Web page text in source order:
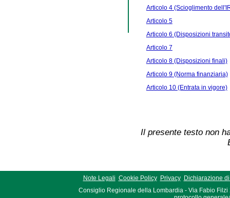
Articolo 4 (Scioglimento
Articolo 5
Articolo 6 (Disposizioni
Articolo 7
Articolo 8 (Disposizioni finali)
Articolo 9 (Norma finanziaria)
Articolo 10 (Entrata in vigore)
Il presente testo non
Note Legali Cookie Policy Privacy
Dichiarazione
Consiglio Regionale della Lombardia - Via Fabio Filzi